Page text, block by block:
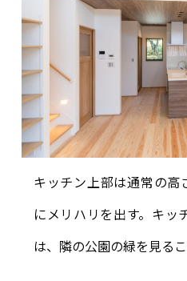
キッチン上部は通常の高
にメリハリを出す。キッ
は、隣の公園の緑を見る